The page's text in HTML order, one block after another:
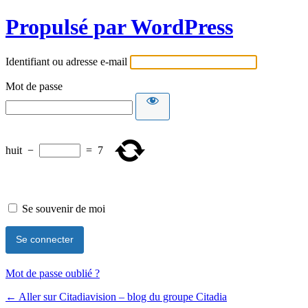
Propulsé par WordPress
Identifiant ou adresse e-mail
Mot de passe
huit − = 7
Se souvenir de moi
Mot de passe oublié ?
← Aller sur Citadiavision – blog du groupe Citadia